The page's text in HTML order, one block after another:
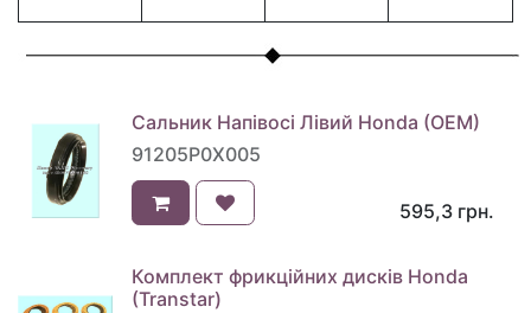
Сальник Напівосі Лівий Honda (OEM)
91205P0X005
595,3 грн.
Комплект фрикційних дисків Honda
(Transtar)